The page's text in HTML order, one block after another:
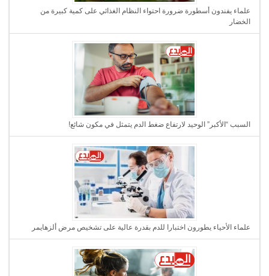
علماء يفندون أسطورة ضرورة احتواء النظام الغذائي على كمية كبيرة من
الخضار
السبب “الأكبر” الوحيد لارتفاع ضغط الدم يتمثل في مكون شائع!
علماء الأحياء يطورون اختبارا للدم بقدرة عالية على تشخيص مرض ألزهايمر